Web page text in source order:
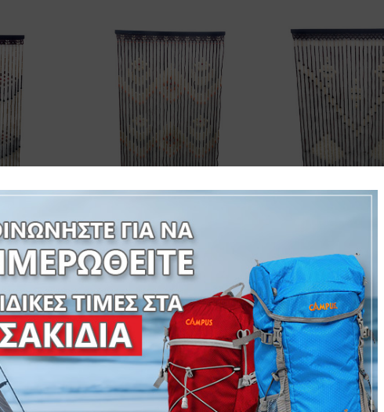
ΚΟΥΡΤΙΝΑ ΜΠΑΜΠΟΥ-
ΔΙΑΣΤΑΣΕΙΣ: 180x90cm
10-06030
ΚΟΥΡΤΙΝΑ
ΔΙΑΣΤΑΣΕΙΣ:
10-06029